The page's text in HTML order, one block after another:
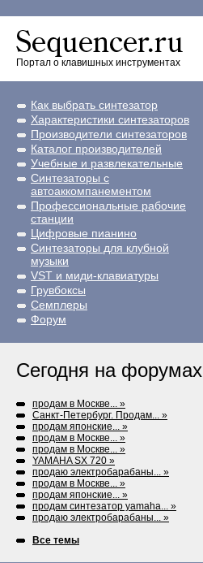
Портал о клавишных инструментах
Как выбрать синтезатор
Характеристики синтезаторов
Производители синтезаторов
Каталог производителей
Учебные и развлекательные
Синтезаторы с
автоаккомпанементом
Профессиональные рабочие
станции
Цифровые пианино
Синтезаторы для клубной
музыки
VST и миди-клавиатуры
Грувбоксы
Семплеры
Форум
Сегодня на форумах
продам в Москве... »
Санкт-Петербург. Продам... »
продам японские... »
продам в Москве... »
продам в Москве... »
YAMAHA SX 720 »
продаю электробарабаны... »
продам в Москве... »
продам японские... »
продам синтезатор yamaha... »
продаю электробарабаны... »
Все темы